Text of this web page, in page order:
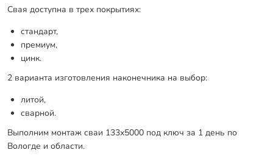
Свая доступна в трех покрытиях:
стандарт,
премиум,
цинк.
2 варианта изготовления наконечника на выбор:
литой,
сварной.
Выполним монтаж сваи 133х5000 под ключ за 1 день по
Вологде и области.